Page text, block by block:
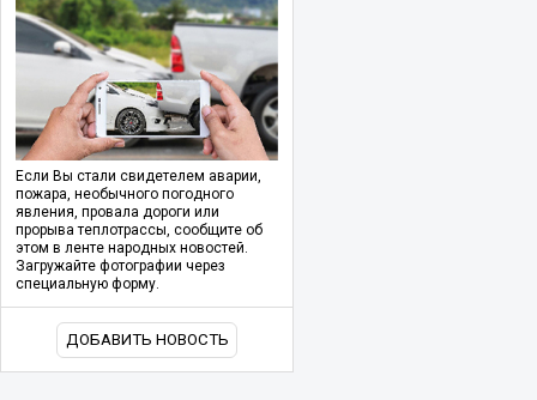
Если Вы стали свидетелем аварии,
пожара, необычного погодного
явления, провала дороги или
прорыва теплотрассы, сообщите об
этом в ленте народных новостей.
Загружайте фотографии через
специальную форму.
ДОБАВИТЬ НОВОСТЬ